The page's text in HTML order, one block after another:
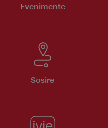
Evenimente
Sosire